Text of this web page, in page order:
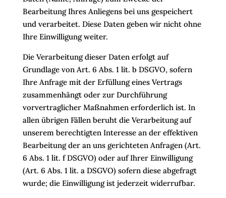
Bearbeitung Ihres Anliegens bei uns gespeichert
und verarbeitet. Diese Daten geben wir nicht ohne
Ihre Einwilligung weiter.
Die Verarbeitung dieser Daten erfolgt auf
Grundlage von Art. 6 Abs. 1 lit. b DSGVO, sofern
Ihre Anfrage mit der Erfüllung eines Vertrags
zusammenhängt oder zur Durchführung
vorvertraglicher Maßnahmen erforderlich ist. In
allen übrigen Fällen beruht die Verarbeitung auf
unserem berechtigten Interesse an der effektiven
Bearbeitung der an uns gerichteten Anfragen (Art.
6 Abs. 1 lit. f DSGVO) oder auf Ihrer Einwilligung
(Art. 6 Abs. 1 lit. a DSGVO) sofern diese abgefragt
wurde; die Einwilligung ist jederzeit widerrufbar.